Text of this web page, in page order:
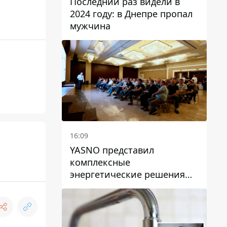
2024 году: в Днепре пропал
мужчина
16:09
YASNO представил
комплексные
энергетические решения
для бизнеса в Днепре